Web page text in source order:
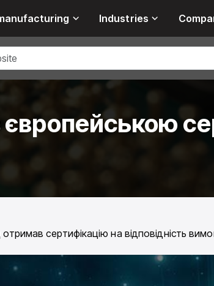
Industries
європейською
сертифікацію на відповідність